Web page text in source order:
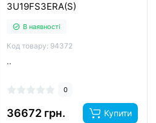
3U19FS3ERA(S)
В наявності
Код товару: 94372
..
0
36672 грн. Купити